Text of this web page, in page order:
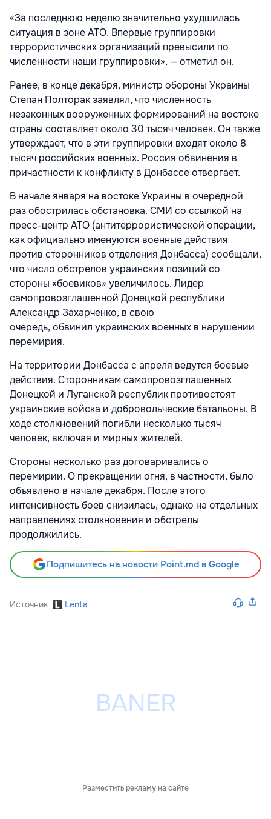
«За последнюю неделю значительно ухудшилась
ситуация в зоне АТО. Впервые группировки
террористических организаций превысили по
численности наши группировки», — отметил он.
Ранее, в конце декабря, министр обороны Украины
Степан Полторак заявлял, что численность
незаконных вооруженных формирований на востоке
страны составляет около 30 тысяч человек. Он также
утверждает, что в эти группировки входят около 8
тысяч российских военных. Россия обвинения в
причастности к конфликту в Донбассе отвергает.
В начале января на востоке Украины в очередной
раз обострилась обстановка. СМИ со ссылкой на
пресс-центр АТО (антитеррористической операции,
как официально именуются военные действия
против сторонников отделения Донбасса) сообщали,
что число обстрелов украинских позиций со
стороны «боевиков» увеличилось. Лидер
самопровозглашенной Донецкой республики
Александр Захарченко, в свою
очередь, обвинил украинских военных в нарушении
перемирия.
На территории Донбасса с апреля ведутся боевые
действия. Сторонникам самопровозглашенных
Донецкой и Луганской республик противостоят
украинские войска и добровольческие батальоны. В
ходе столкновений погибли несколько тысяч
человек, включая и мирных жителей.
Стороны несколько раз договаривались о
перемирии. О прекращении огня, в частности, было
объявлено в начале декабря. После этого
интенсивность боев снизилась, однако на отдельных
направлениях столкновения и обстрелы
продолжились.
Подпишитесь на новости Point.md в Google
Источник Lenta
Разместить рекламу на сайте